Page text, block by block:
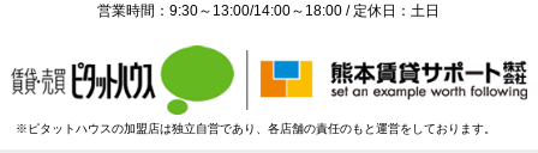
営業時間：9:30～13:00/14:00～18:00 / 定休日：土日
※ピタットハウスの加盟店は独立自営であり、各店舗の責任のもと運営をしております。